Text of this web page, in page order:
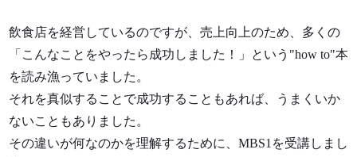
飲食店を経営しているのですが、売上向上のため、多くの
「こんなことをやったら成功しました！」という"how to"本
を読み漁っていました。
それを真似することで成功することもあれば、うまくいか
ないこともありました。
その違いが何なのかを理解するために、MBS1を受講しまし